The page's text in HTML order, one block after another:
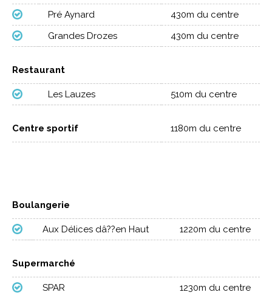
Pré Aynard
430m du centre
Grandes Drozes
430m du centre
Restaurant
Les Lauzes 510m du centre
Centre sportif 1180m du centre
Boulangerie
Aux Délices dâ??en Haut 1220m du centre
Supermarché
SPAR
1230m du centre